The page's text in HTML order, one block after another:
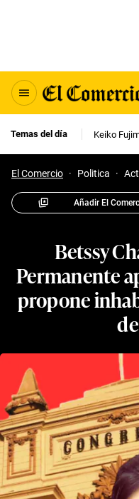
Temas del día Keiko
El Comercio · Politica ·
Añadir El
Betssy
Permanente
propone